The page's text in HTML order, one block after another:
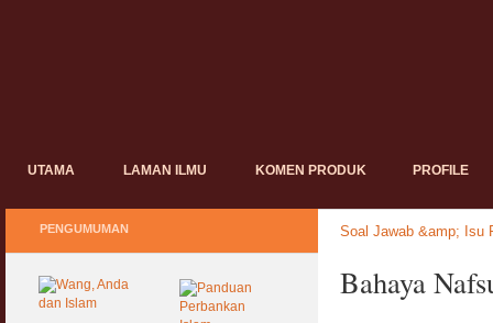
UTAMA LAMAN ILMU KOMEN PRODUK PROFILE
Soal Jawab &amp; Isu
Bahaya
PENGUMUMAN